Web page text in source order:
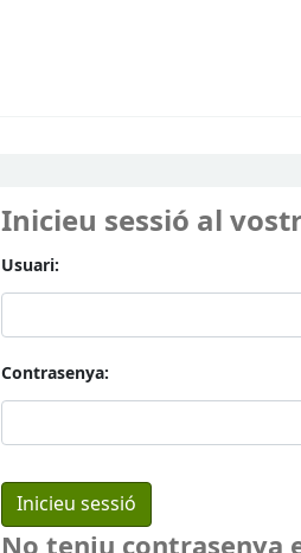
Inicieu sessió al
Usuari:
Contrasenya: